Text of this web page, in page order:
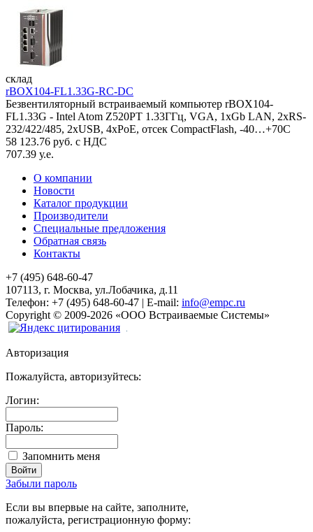
склад
rBOX104-FL1.33G-RC-DC
Безвентиляторный встраиваемый компьютер rBOX104-
FL1.33G - Intel Atom Z520PT 1.33ГГц, VGA, 1xGb LAN, 2xRS-
232/422/485, 2xUSB, 4xPoE, отсек CompactFlash, -40…+70C
58 123.76 руб. с НДС
707.39 у.е.
О компании
Новости
Каталог продукции
Производители
Специальные предложения
Обратная связь
Контакты
+7 (495) 648-60-47
107113, г. Москва, ул.Лобачика, д.11
Телефон: +7 (495) 648-60-47 | E-mail: info@empc.ru
Copyright © 2009-2026 «ООО Встраиваемые Системы»
Авторизация
Пожалуйста, авторизуйтесь:
Логин:
Пароль:
Запомнить меня
Забыли пароль
Если вы впервые на сайте, заполните,
пожалуйста, регистрационную форму: